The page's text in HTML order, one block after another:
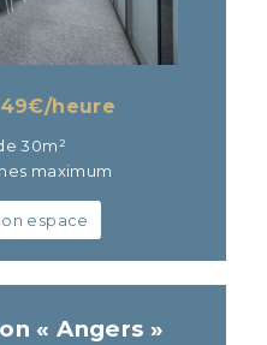
€/heure
30m²
maximum
espace
« Angers »